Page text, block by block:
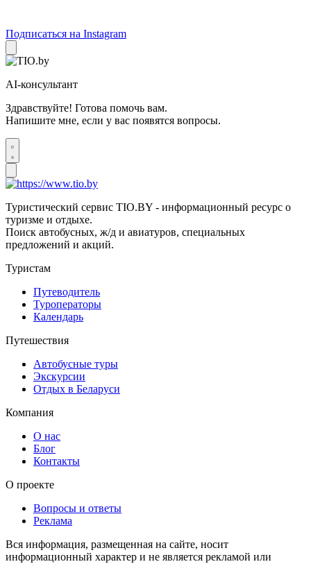
Подписаться на Instagram
AI-консультант
Здравствуйте! Готова помочь вам.
Напишите мне, если у вас появятся вопросы.
Туристический сервис TIO.BY - информационный ресурс о
туризме и отдыхе.
Поиск автобусных, ж/д и авиатуров, специальных
предложений и акций.
Туристам
Путеводитель
Туроператоры
Календарь
Путешествия
Автобусные туры
Экскурсии
Отдых в Беларуси
Компания
О нас
Блог
Контакты
О проекте
Вопросы и ответы
Реклама
Вся информация, размещенная на сайте, носит
информационный характер и не является рекламой или